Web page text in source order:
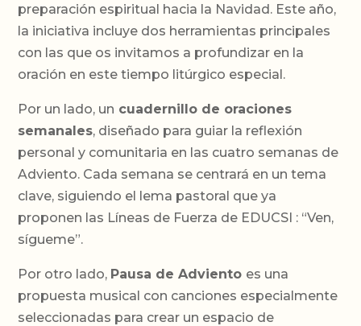
preparación espiritual hacia la Navidad. Este año,
la iniciativa incluye dos herramientas principales
con las que os invitamos a profundizar en la
oración en este tiempo litúrgico especial.
Por un lado, un cuadernillo de oraciones
semanales, diseñado para guiar la reflexión
personal y comunitaria en las cuatro semanas de
Adviento. Cada semana se centrará en un tema
clave, siguiendo el lema pastoral que ya
proponen las Líneas de Fuerza de EDUCSI : “Ven,
sígueme”.
Por otro lado, Pausa de Adviento es una
propuesta musical con canciones especialmente
seleccionadas para crear un espacio de